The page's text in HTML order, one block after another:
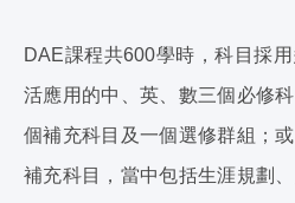
DAE課程共600學時，科目採
活應用的中、英、數三個必修
個補充科目及一個選修群組；
補充科目，當中包括生涯規劃